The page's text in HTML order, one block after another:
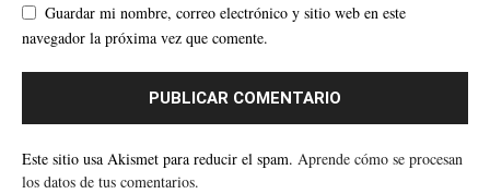
Guardar mi nombre, correo electrónico y sitio web en este
navegador la próxima vez que comente.
Este sitio usa Akismet para reducir el spam. Aprende cómo se procesan
los datos de tus comentarios.